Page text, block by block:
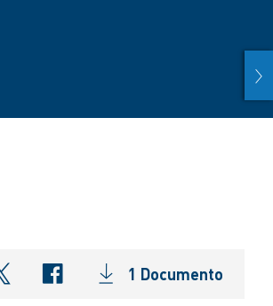
shareOntwitter
shareOnfacebook
1 Documento